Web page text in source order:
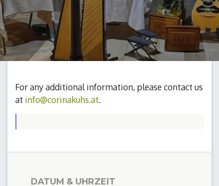
For any additional information, please contact us
at info@corinakuhs.at.
DATUM & UHRZEIT